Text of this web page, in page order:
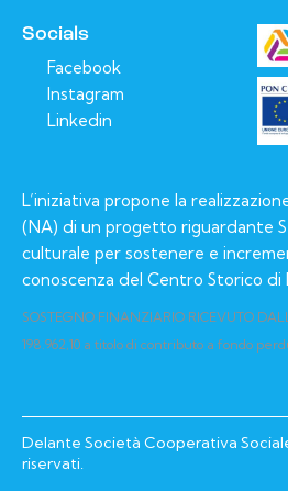
Socials
Facebook
Instagram
Linkedin
L’iniziativa propone la
(NA) di un progetto riguardante
culturale per sostenere e
conoscenza del Centro Storico di
SOSTEGNO FINANZIARIO RICEVUTO
198.962,10 a titolo di contributo a fondo
Delante Società Cooperativa
riservati.